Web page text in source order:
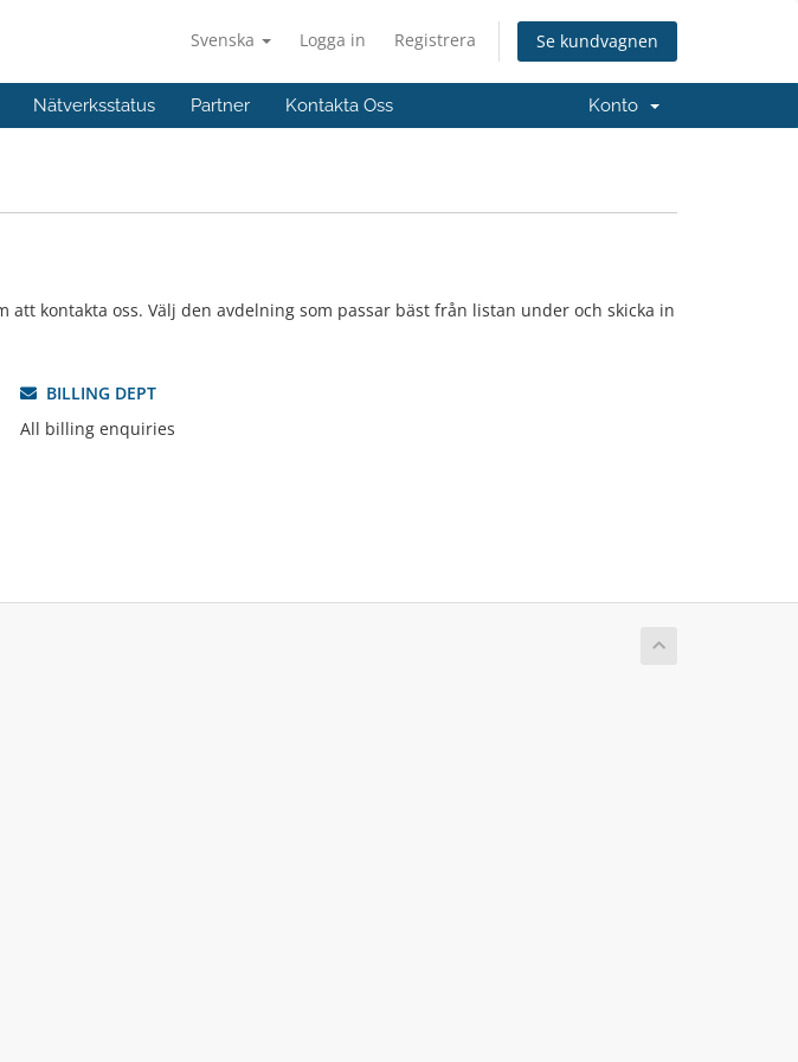
Svenska Logga in Registrera Se kundvagnen
Nätverksstatus Partner Kontakta Oss Konto
kontakta oss. Välj den avdelning som passar bäst från listan under och skicka in
BILLING DEPT
All billing enquiries